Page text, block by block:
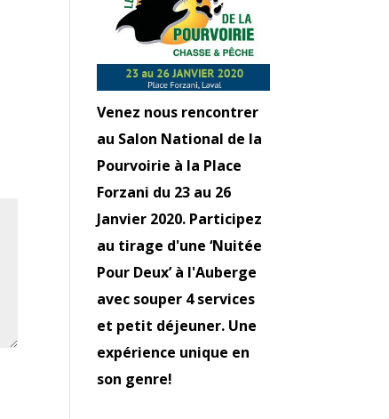
Venez nous rencontrer
au Salon National de la
Pourvoirie à la Place
Forzani du 23 au 26
Janvier 2020. Participez
au tirage d'une ‘Nuitée
Pour Deux’ à l'Auberge
avec souper 4 services
et petit déjeuner. Une
expérience unique en
son genre!